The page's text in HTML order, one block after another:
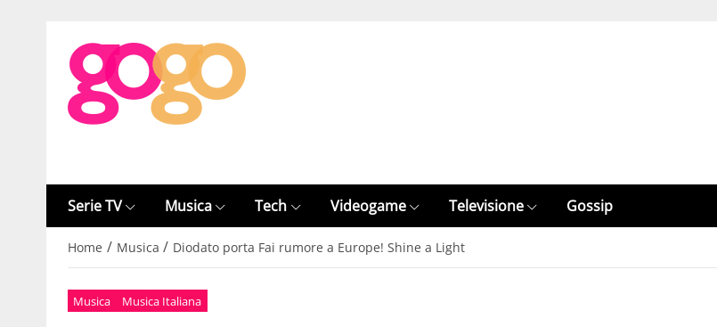
Serie TV Musica Tech Videogame Televisione Gossip
Home / Musica / Diodato porta Fai rumore a Europe! Shine a Light
Musica Musica Italiana